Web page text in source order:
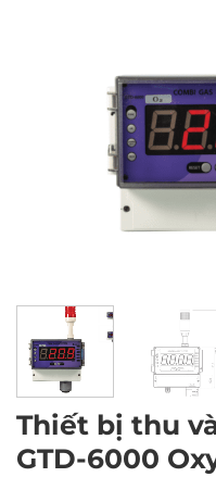
Thiết bị thu
GTD-6000